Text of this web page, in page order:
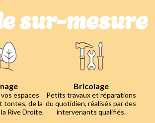
sur-mesure
espaces
tontes, de la
Rive Droite.
Bricolage
Petits travaux et réparations
du quotidien, réalisés par des
intervenants qualifiés.